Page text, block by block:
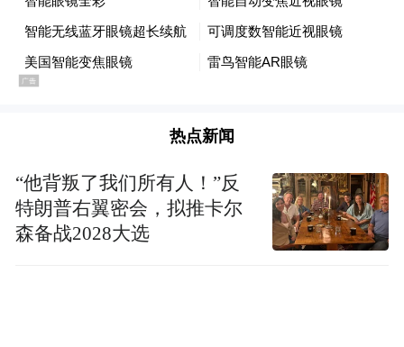
热点新闻
“他背叛了我们所有人！”反
特朗普右翼密会，拟推卡尔
森备战2028大选